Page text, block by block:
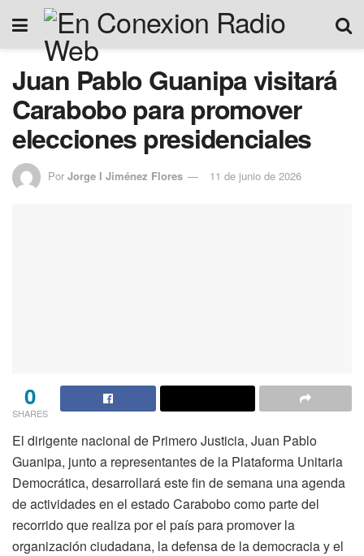
Juan Pablo Guanipa visitará
Carabobo para promover
elecciones presidenciales
Por Jorge I Jiménez Flores 11 de junio de 2026
0
SHARES
El dirigente nacional de Primero Justicia, Juan Pablo
Guanipa, junto a representantes de la Plataforma Unitaria
Democrática, desarrollará este fin de semana una agenda
de actividades en el estado Carabobo como parte del
recorrido que realiza por el país para promover la
organización ciudadana, la defensa de la democracia y el